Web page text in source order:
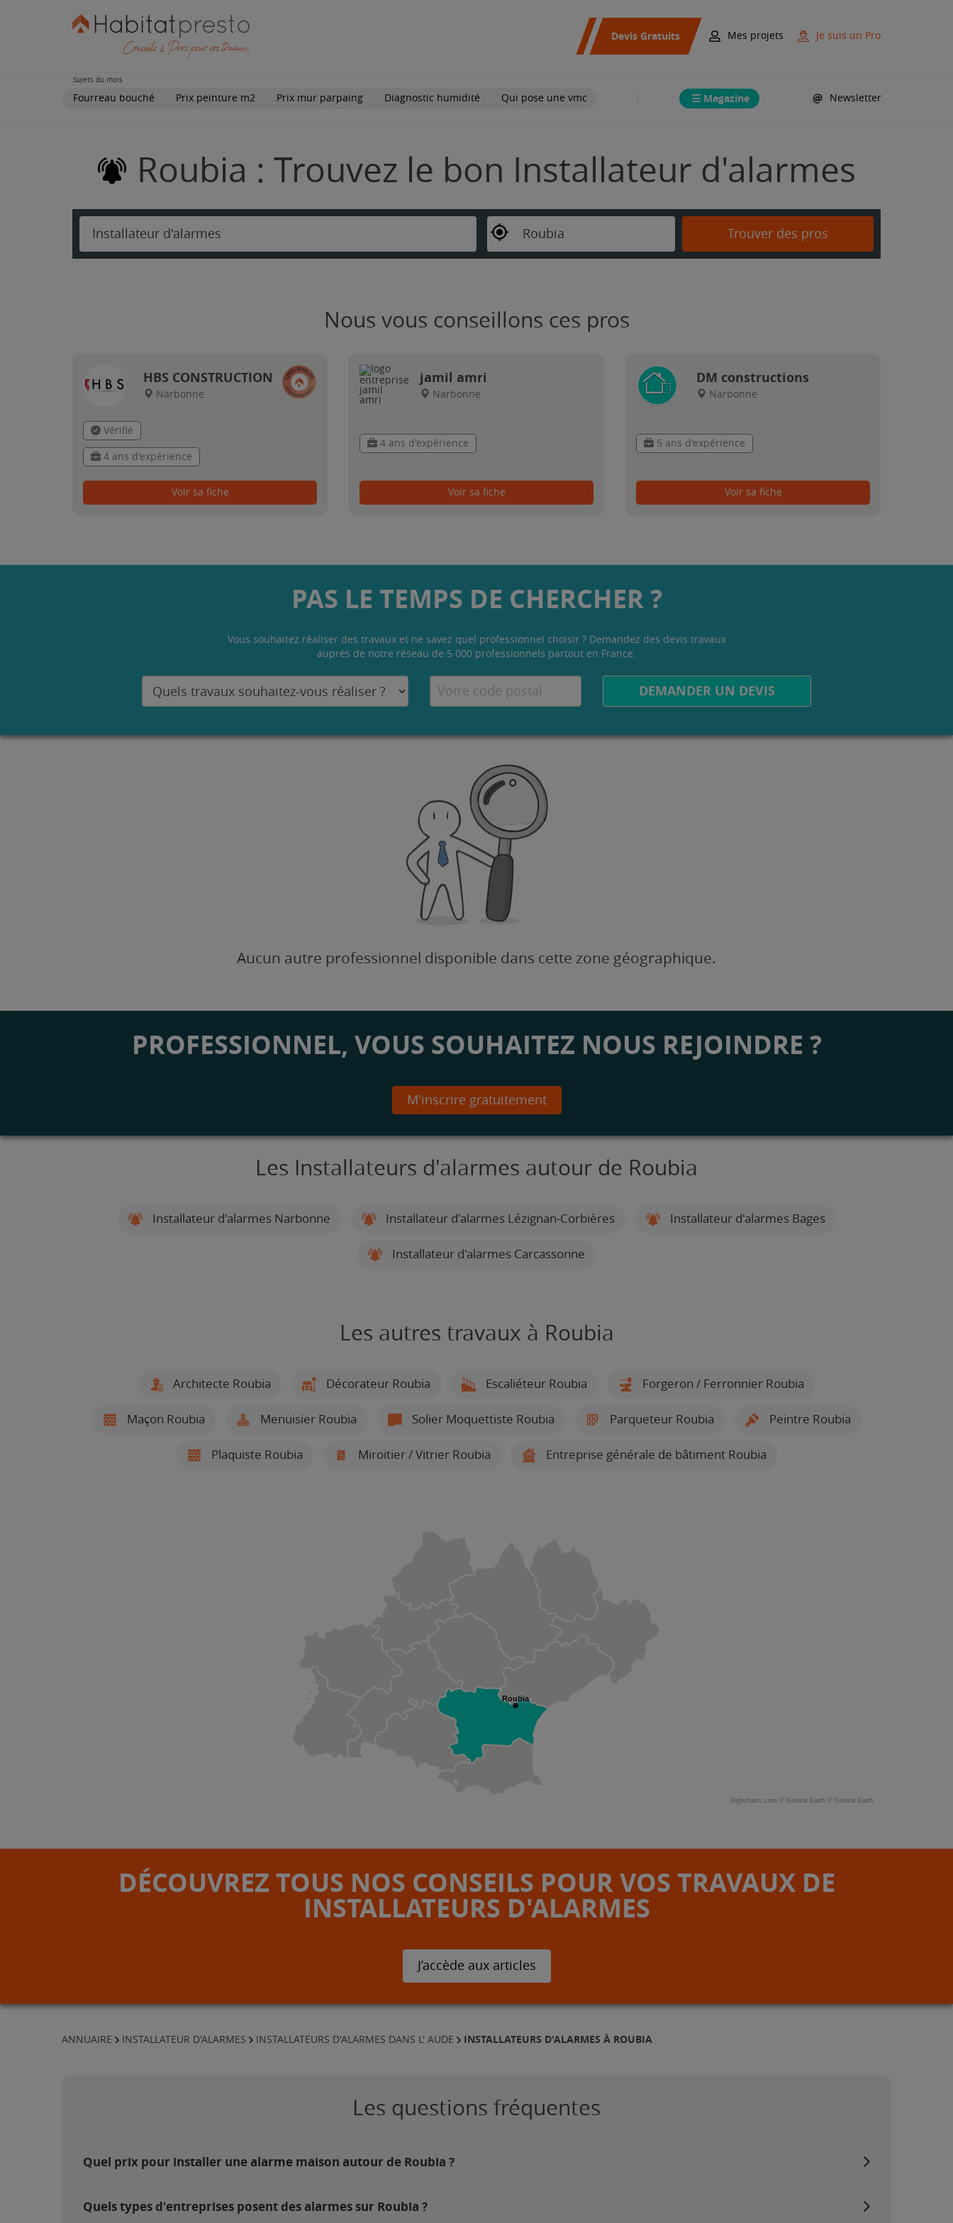
Devis Gratuits Mes projets Je suis un Pro
Sujets du mois
Fourreau bouché Prix peinture m2 Prix mur parpaing Diagnostic humidité Qui pose une vmc Magazine Newsletter
Roubia : Trouvez le bon Installateur d'alarmes
Installateur d'alarmes Roubia Trouver des pros
Nous vous conseillons ces pros
HBS CONSTRUCTION
Narbonne
Vérifié
4 ans d'expérience
Voir sa fiche
jamil amri
Narbonne
4 ans d'expérience
Voir sa fiche
DM constructions
Narbonne
5 ans d'expérience
Voir sa fiche
PAS LE TEMPS DE CHERCHER ?
Vous souhaitez réaliser des travaux et ne savez quel professionnel choisir ? Demandez des devis travaux
auprès de notre réseau de 5 000 professionnels partout en France.
DEMANDER UN DEVIS
Aucun autre professionnel disponible dans cette zone géographique.
PROFESSIONNEL, VOUS SOUHAITEZ NOUS REJOINDRE ?
M'inscrire gratuitement
Les Installateurs d'alarmes autour de Roubia
Installateur d'alarmes Narbonne Installateur d'alarmes Lézignan-Corbières Installateur d'alarmes Bages
Installateur d'alarmes Carcassonne
Les autres travaux à Roubia
Architecte Roubia Décorateur Roubia Escaliéteur Roubia Forgeron / Ferronnier Roubia
Maçon Roubia Menuisier Roubia Solier Moquettiste Roubia Parqueteur Roubia Peintre Roubia
Plaquiste Roubia Miroitier / Vitrier Roubia Entreprise générale de bâtiment Roubia
Roubia
Highcharts.com © Natural Earth © Natural Earth
DÉCOUVREZ TOUS NOS CONSEILS POUR VOS TRAVAUX DE
INSTALLATEURS D'ALARMES
J’accède aux articles
ANNUAIRE INSTALLATEUR D'ALARMES INSTALLATEURS D'ALARMES DANS L' AUDE INSTALLATEURS D'ALARMES À ROUBIA
Les questions fréquentes
Quel prix pour installer une alarme maison autour de Roubia ?
Quels types d'entreprises posent des alarmes sur Roubia ?